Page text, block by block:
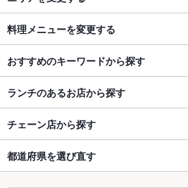
料理メニューを変更する
おすすめのキーワードから探す
ランチのあるお店から探す
チェーン店から探す
都道府県を選び直す